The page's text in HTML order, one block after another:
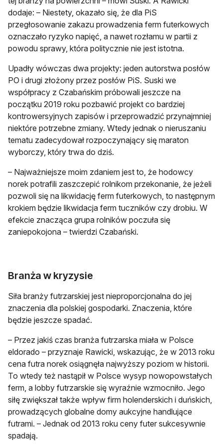
dodaje: – Niestety, okazało się, że dla PiS
przegłosowanie zakazu prowadzenia ferm futerkowych
oznaczało ryzyko napięć, a nawet rozłamu w partii z
powodu sprawy, która politycznie nie jest istotna.
Upadły wówczas dwa projekty: jeden autorstwa posłów
PO i drugi złożony przez posłów PiS. Suski we
współpracy z Czabańskim próbowali jeszcze na
początku 2019 roku pozbawić projekt co bardziej
kontrowersyjnych zapisów i przeprowadzić przynajmniej
niektóre potrzebne zmiany. Wtedy jednak o nieruszaniu
tematu zadecydował rozpoczynający się maraton
wyborczy, który trwa do dziś.
– Najważniejsze moim zdaniem jest to, że hodowcy
norek potrafili zaszczepić rolnikom przekonanie, że jeżeli
pozwoli się na likwidację ferm futerkowych, to następnym
krokiem będzie likwidacja ferm tuczników czy drobiu. W
efekcie znacząca grupa rolników poczuła się
zaniepokojona – twierdzi Czabański.
Branża w kryzysie
Siła branży futrzarskiej jest nieproporcjonalna do jej
znaczenia dla polskiej gospodarki. Znaczenia, które
będzie jeszcze spadać.
– Przez jakiś czas branża futrzarska miała w Polsce
eldorado – przyznaje Rawicki, wskazując, że w 2013 roku
cena futra norek osiągnęła najwyższy poziom w historii.
To wtedy też nastąpił w Polsce wysyp nowopowstałych
ferm, a lobby futrzarskie się wyraźnie wzmocniło. Jego
siłę zwiększał także wpływ firm holenderskich i duńskich,
prowadzących globalne domy aukcyjne handlujące
futrami. – Jednak od 2013 roku ceny futer sukcesywnie
spadają.